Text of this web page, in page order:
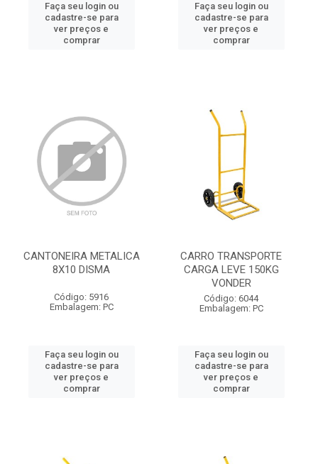
Faça seu login ou
cadastre-se para
ver preços e
comprar
Faça seu login ou
cadastre-se para
ver preços e
comprar
CANTONEIRA METALICA
8X10 DISMA
Código: 5916
Embalagem: PC
Faça seu login ou
cadastre-se para
ver preços e
comprar
CARRO TRANSPORTE
CARGA LEVE 150KG
VONDER
Código: 6044
Embalagem: PC
Faça seu login ou
cadastre-se para
ver preços e
comprar